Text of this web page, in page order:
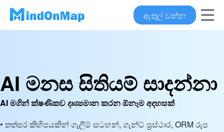
ඇතුල් වන්න
AI මනස සිතියම් සාදන්නා
AI මගින් ක්ෂණිකව දෘශ්‍යමාන කරන ඕනෑම අදහසක්
• තත්පර කිහිපයකින් ගැලීම් සටහන්, ගැන්ට් ප්‍රස්ථාර, ORM රූප